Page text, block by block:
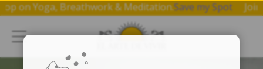
on Yoga, Breathwork & Meditation. Save my Spot